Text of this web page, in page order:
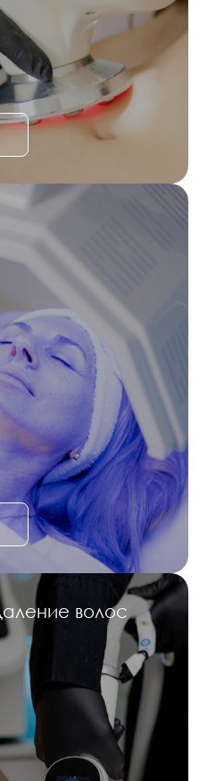
волос